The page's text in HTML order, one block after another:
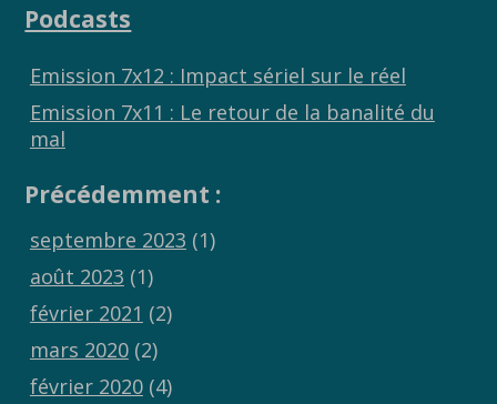
Podcasts
Emission 7x12 : Impact sériel sur le réel
Emission 7x11 : Le retour de la banalité du
mal
Précédemment :
septembre 2023 (1)
août 2023 (1)
février 2021 (2)
mars 2020(2)
février 2020(4)